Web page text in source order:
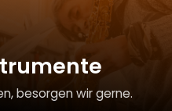
besorgen wir gerne.